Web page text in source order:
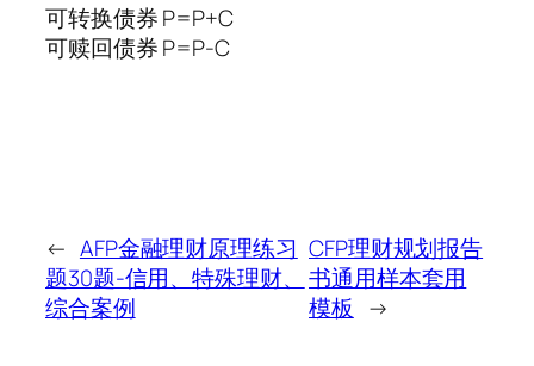
可转换债券 P=P+C
可赎回债券 P=P-C
← AFP金融理财原理练习
题30题-信用、特殊理财、
综合案例
CFP理财规划报告
书通用样本套用
模板 →